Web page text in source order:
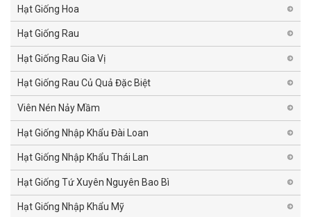
Hạt Giống Hoa
Hạt Giống Rau
Hạt Giống Rau Gia Vị
Hạt Giống Rau Củ Quả Đặc Biệt
Viên Nén Nảy Mầm
Hạt Giống Nhập Khẩu Đài Loan
Hạt Giống Nhập Khẩu Thái Lan
Hạt Giống Tứ Xuyên Nguyên Bao Bì
Hạt Giống Nhập Khẩu Mỹ